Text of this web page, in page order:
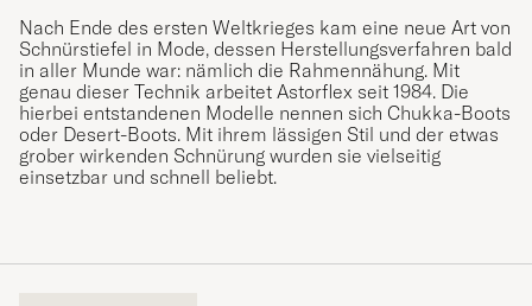
Nach Ende des ersten Weltkrieges kam eine neue Art von
Schnürstiefel in Mode, dessen Herstellungsverfahren bald
in aller Munde war: nämlich die Rahmennähung. Mit
genau dieser Technik arbeitet Astorflex seit 1984. Die
hierbei entstandenen Modelle nennen sich Chukka-Boots
oder Desert-Boots. Mit ihrem lässigen Stil und der etwas
grober wirkenden Schnürung wurden sie vielseitig
einsetzbar und schnell beliebt.